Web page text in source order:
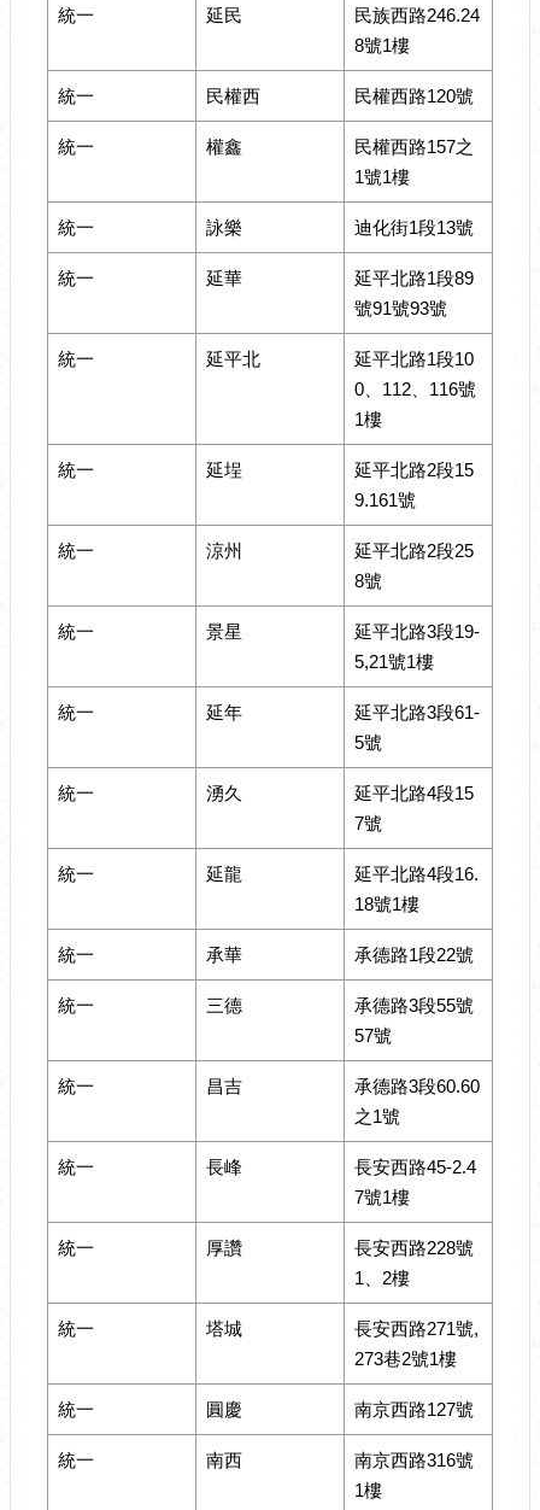
統一 延民
民族西路246.24
8號1樓
統一 民權西 民權西路120號
統一 權鑫
民權西路157之
1號1樓
統一 詠樂 迪化街1段13號
統一 延華
延平北路1段89
號91號93號
統一 延平北
延平北路1段10
0、112、116號
1樓
統一 延埕
延平北路2段15
9.161號
統一 涼州
延平北路2段25
8號
統一 景星
延平北路3段19-
5,21號1樓
統一 延年
延平北路3段61-
5號
統一 湧久
延平北路4段15
7號
統一 延龍
延平北路4段16.
18號1樓
統一 承華 承德路1段22號
統一 三德
承德路3段55號
57號
統一 昌吉
承德路3段60.60
之1號
統一 長峰
長安西路45-2.4
7號1樓
統一 厚讚
長安西路228號
1、2樓
統一 塔城
長安西路271號,
273巷2號1樓
統一 圓慶 南京西路127號
統一 南西
南京西路316號
1樓